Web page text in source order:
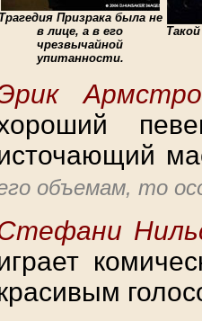
Трагедия Призрака была не
в лице, а в его
чрезвычайной
упитанности.
объемам, то